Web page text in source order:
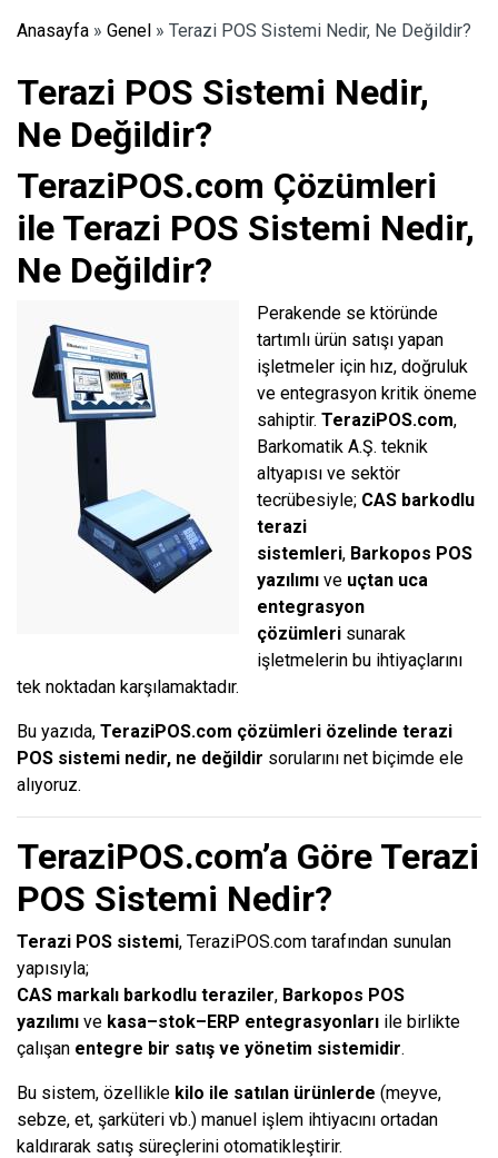
Anasayfa » Genel » Terazi POS Sistemi Nedir, Ne Değildir?
Terazi POS Sistemi Nedir,
Ne Değildir?
TeraziPOS.com Çözümleri
ile Terazi POS Sistemi Nedir,
Ne Değildir?
Perakende se ktöründe
tartımlı ürün satışı yapan
işletmeler için hız, doğruluk
ve entegrasyon kritik öneme
sahiptir. TeraziPOS.com,
Barkomatik A.Ş. teknik
altyapısı ve sektör
tecrübesiyle; CAS barkodlu
terazi
sistemleri, Barkopos POS
yazılımı ve uçtan uca
entegrasyon
çözümleri sunarak
işletmelerin bu ihtiyaçlarını
tek noktadan karşılamaktadır.
Bu yazıda, TeraziPOS.com çözümleri özelinde terazi
POS sistemi nedir, ne değildir sorularını net biçimde ele
alıyoruz.
TeraziPOS.com’a Göre Terazi
POS Sistemi Nedir?
Terazi POS sistemi, TeraziPOS.com tarafından sunulan
yapısıyla;
CAS markalı barkodlu teraziler, Barkopos POS
yazılımı ve kasa–stok–ERP entegrasyonları ile birlikte
çalışan entegre bir satış ve yönetim sistemidir.
Bu sistem, özellikle kilo ile satılan ürünlerde (meyve,
sebze, et, şarküteri vb.) manuel işlem ihtiyacını ortadan
kaldırarak satış süreçlerini otomatikleştirir.